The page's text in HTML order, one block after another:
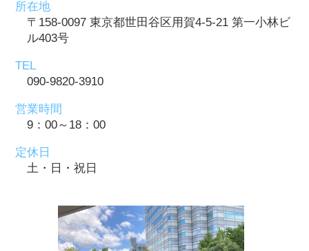
所在地
〒158-0097 東京都世田谷区用賀4-5-21 第一小林ビ
ル403号
TEL
090-9820-3910
営業時間
9：00～18：00
定休日
土・日・祝日